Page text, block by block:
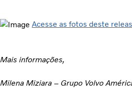
Acesse as fotos deste
Mais informações,
Milena Miziara – Grupo Volvo